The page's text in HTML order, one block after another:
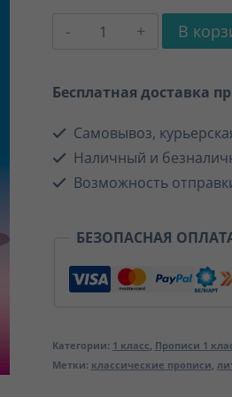
Количество
в
слоги
В
Бесплатная доставка
Самовывоз,
Наличный и
Возможность
БЕЗОПАСНАЯ
Категории: 1 класс, Прописи 1
Метки: классические прописи,